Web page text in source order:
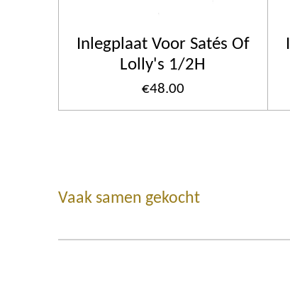
Inlegplaat Voor Satés Of
Lolly's 1/2H
€48.00
Vaak samen gekocht